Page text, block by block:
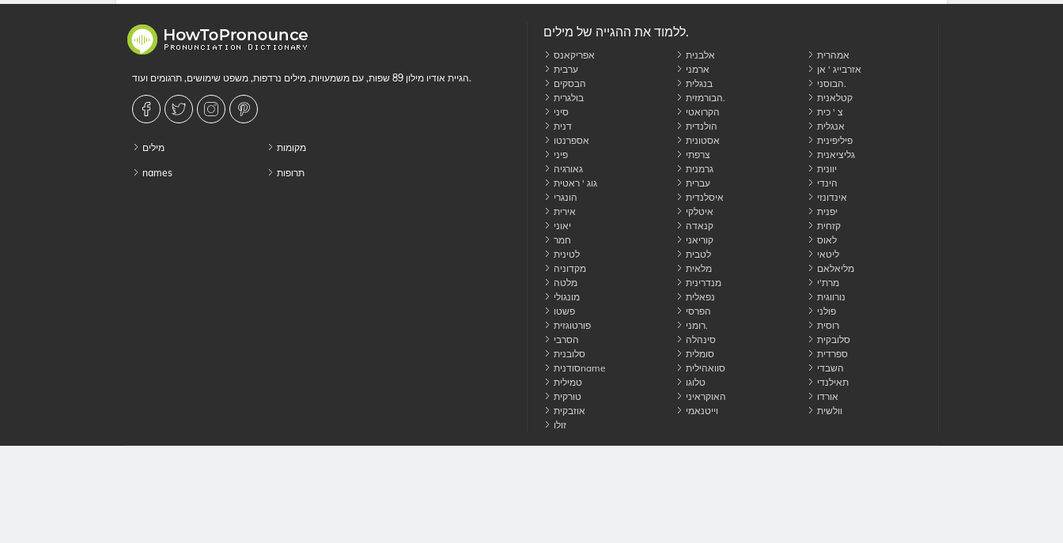
הגיית אודיו מילון 89 שפות, עם משמעויות, מילים נרדפות, משפט שימושים, תרגומים ועוד.
מילים
names
מקומות
תרופות
ללמוד את ההגייה של מילים.
אפריקאנס אלבנית
אמהרית
ערבית
ארמני
אזרבייג ' אן
הבסקים
בנגלית
הבוסני.
בולגרית
הבורמזית.
קטלאנית
סיני
הקרואטי
צ ' כית
דנית
הולנדית
אנגלית
אספרנטו
אסטונית
פיליפינית
פיני
צרפתי
גליציאנית
גאורגיה
גרמנית
יוונית
גוג ' ראטית
עברית
הינדי
הונגרי
איסלנדית
אינדונזי
אירית
איטלקי
יפנית
יאוני
קנאדה
קזחית
חמר
קוריאני
לאוס
לטינית
לטבית
ליטאי
מקדוניה
מלאית
מליאלאם
מלטה
מנדרינית
מרת'י
מונגולי
נפאלית
נורווגית
פשטו
הפרסי
פולני
פורטוגזית
רומני.
רוסית
הסרבי
סינהלה
סלובקית
סלובנית
סומלית
ספרדית
סודניתname
סוואהילית
השבדי
טמילית
טלוגו
תאילנדי
טורקית
האוקראיני
אורדו
אוזבקית
וייטנאמי
וולשית
זולו